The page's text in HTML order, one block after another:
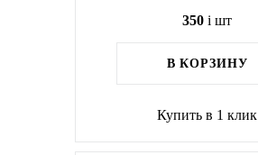
350 i шт
В КОРЗИНУ
Купить в 1 клик